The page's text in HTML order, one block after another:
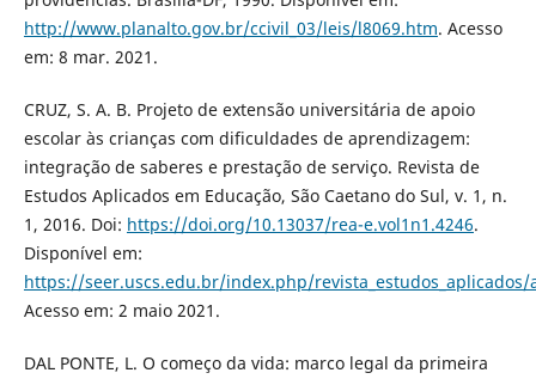
http://www.planalto.gov.br/ccivil_03/leis/l8069.htm. Acesso
em: 8 mar. 2021.
CRUZ, S. A. B. Projeto de extensão universitária de apoio
escolar às crianças com dificuldades de aprendizagem:
integração de saberes e prestação de serviço. Revista de
Estudos Aplicados em Educação, São Caetano do Sul, v. 1, n.
1, 2016. Doi: https://doi.org/10.13037/rea-e.vol1n1.4246.
Disponível em:
https://seer.uscs.edu.br/index.php/
Acesso em: 2 maio 2021.
DAL PONTE, L. O começo da vida: marco legal da primeira